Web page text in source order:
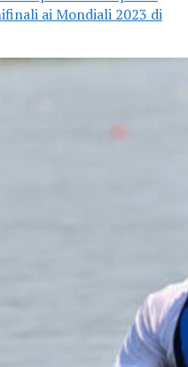
ai Mondiali 2023 di